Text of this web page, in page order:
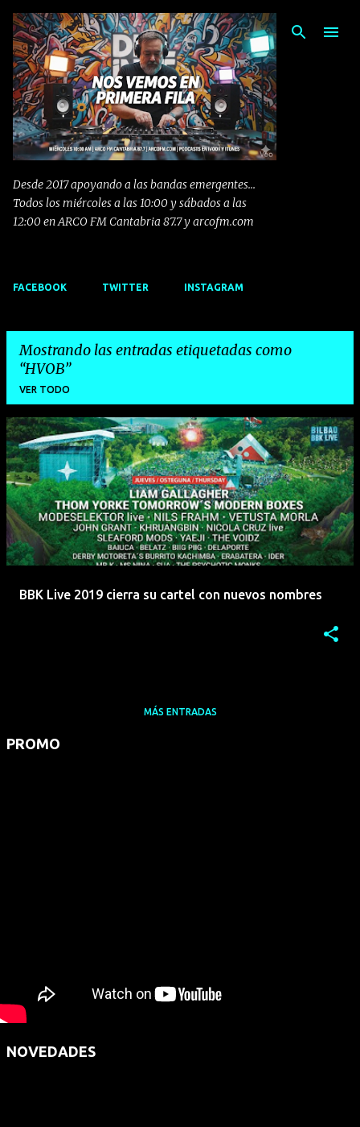
Ir al contenido principal
Desde 2017 apoyando a las bandas emergentes...
Todos los miércoles a las 10:00 y sábados a las
12:00 en ARCO FM Cantabria 87.7 y arcofm.com
FACEBOOK TWITTER INSTAGRAM
Mostrando las entradas etiquetadas como
HVOB
VER TODO
E
n
t
r
a
d
BBK Live 2019 cierra su cartel con nuevos nombres
MÁS ENTRADAS
PROMO
NOVEDADES